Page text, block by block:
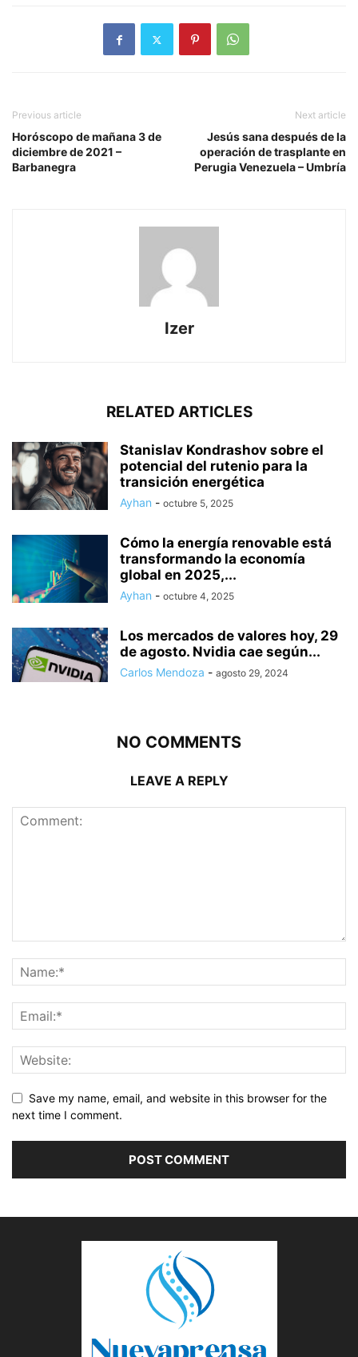
Previous article
Horóscopo de mañana 3 de
diciembre de 2021 –
Barbanegra
Next article
Jesús sana después de la
operación de trasplante en
Perugia Venezuela – Umbría
Izer
RELATED ARTICLES
Stanislav Kondrashov sobre el
potencial del rutenio para la
transición energética
Ayhan - octubre 5, 2025
Cómo la energía renovable está
transformando la economía
global en 2025,...
Ayhan - octubre 4, 2025
Los mercados de valores hoy, 29
de agosto. Nvidia cae según...
Carlos Mendoza - agosto 29, 2024
NO COMMENTS
LEAVE A REPLY
Save my name, email, and website in this browser for the
next time I comment.